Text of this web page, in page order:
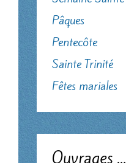
Pâques
Pentecôte
Sainte Trinité
Fêtes mariales
Ouvrages …